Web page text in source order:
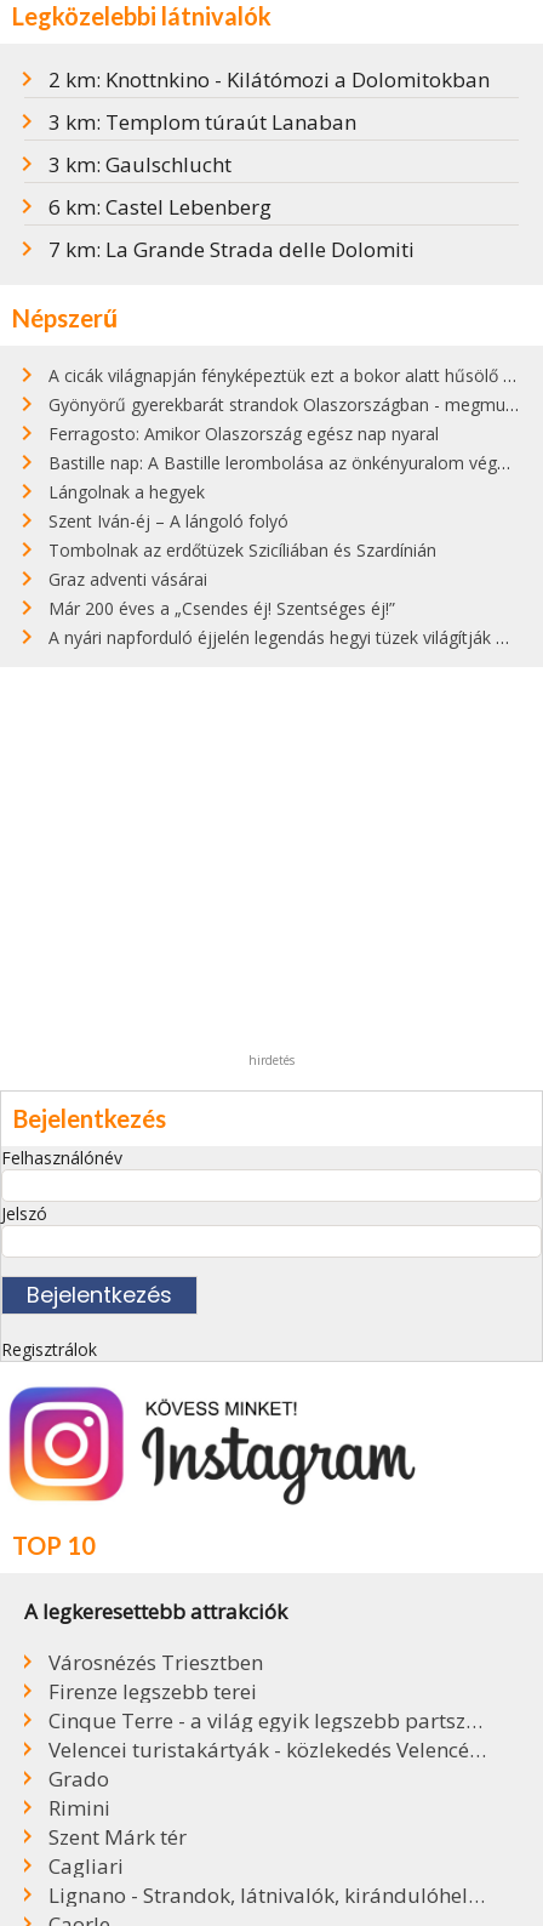
Legközelebbi látnivalók
2 km: Knottnkino - Kilátómozi a Dolomitokban
3 km: Templom túraút Lanaban
3 km: Gaulschlucht
6 km: Castel Lebenberg
7 km: La Grande Strada delle Dolomiti
Népszerű
A cicák világnapján fényképeztük ezt a bokor alatt hűsölő cicát Kisorosziban
Gyönyörű gyerekbarát strandok Olaszországban - megmutatjuk a 15 legjobbat
Ferragosto: Amikor Olaszország egész nap nyaral
Bastille nap: A Bastille lerombolása az önkényuralom végét jelentette
Lángolnak a hegyek
Szent Iván-éj – A lángoló folyó
Tombolnak az erdőtüzek Szicíliában és Szardínián
Graz adventi vásárai
Már 200 éves a „Csendes éj! Szentséges éj!”
A nyári napforduló éjjelén legendás hegyi tüzek világítják meg Zugspitzét
hirdetés
Bejelentkezés
Felhasználónév
Jelszó
Regisztrálok
TOP 10
A legkeresettebb attrakciók
Városnézés Triesztben
Firenze legszebb terei
Cinque Terre - a világ egyik legszebb partszakasza
Velencei turistakártyák - közlekedés Velencében
Grado
Rimini
Szent Márk tér
Cagliari
Lignano - Strandok, látnivalók, kirándulóhelyek